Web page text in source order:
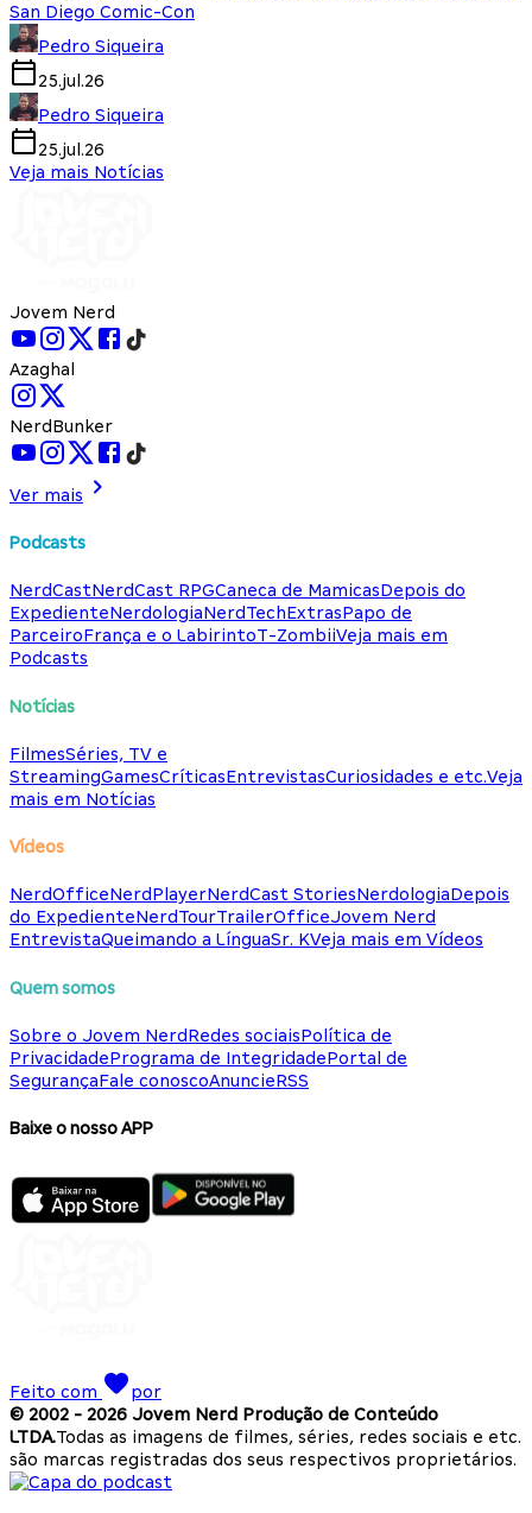
San Diego Comic-Con
Pedro Siqueira
25.jul.26
Pedro Siqueira
25.jul.26
Veja mais Notícias
Jovem Nerd
Azaghal
NerdBunker
Ver mais
Podcasts
NerdCastNerdCast RPGCaneca de MamicasDepois do
ExpedienteNerdologiaNerdTechExtrasPapo de
ParceiroFrança e o LabirintoT-ZombiiVeja mais em
Podcasts
Notícias
FilmesSéries, TV e
StreamingGamesCríticasEntrevistasCuriosidades e etc.Veja
mais em Notícias
Vídeos
NerdOfficeNerdPlayerNerdCast StoriesNerdologiaDepois
do ExpedienteNerdTourTrailerOfficeJovem Nerd
EntrevistaQueimando a LínguaSr. KVeja mais em Vídeos
Quem somos
Sobre o Jovem NerdRedes sociaisPolítica de
PrivacidadePrograma de IntegridadePortal de
SegurançaFale conoscoAnuncieRSS
Baixe o nosso APP
Feito com
por
© 2002 - 2026 Jovem Nerd Produção de Conteúdo
LTDA.Todas as imagens de filmes, séries, redes sociais e etc.
são marcas registradas dos seus respectivos proprietários.